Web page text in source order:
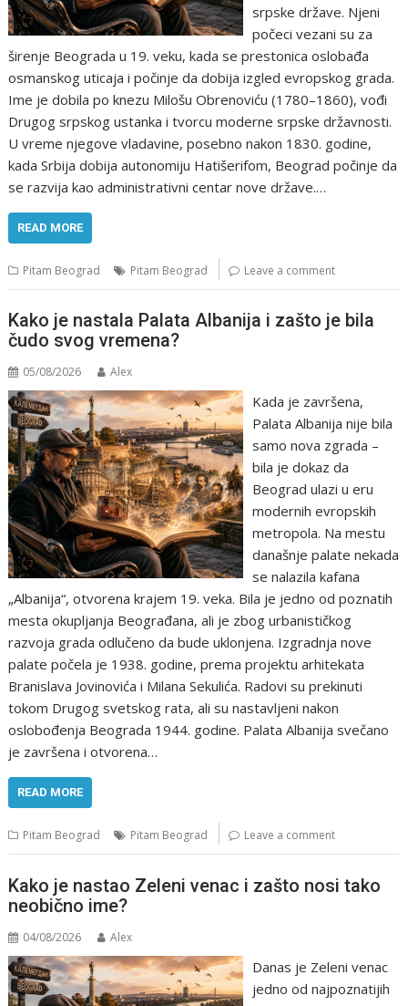
srpske države. Njeni
počeci vezani su za
širenje Beograda u 19. veku, kada se prestonica oslobađa
osmanskog uticaja i počinje da dobija izgled evropskog grada.
Ime je dobila po knezu Milošu Obrenoviću (1780–1860), vođi
Drugog srpskog ustanka i tvorcu moderne srpske državnosti.
U vreme njegove vladavine, posebno nakon 1830. godine,
kada Srbija dobija autonomiju Hatišerifom, Beograd počinje da
se razvija kao administrativni centar nove države.…
READ MORE
Pitam Beograd Pitam Beograd Leave a comment
Kako je nastala Palata Albanija i zašto je bila
čudo svog vremena?
05/08/2026 Alex
Kada je završena,
Palata Albanija nije bila
samo nova zgrada –
bila je dokaz da
Beograd ulazi u eru
modernih evropskih
metropola. Na mestu
današnje palate nekada
se nalazila kafana
„Albanija“, otvorena krajem 19. veka. Bila je jedno od poznatih
mesta okupljanja Beograđana, ali je zbog urbanističkog
razvoja grada odlučeno da bude uklonjena. Izgradnja nove
palate počela je 1938. godine, prema projektu arhitekata
Branislava Jovinovića i Milana Sekulića. Radovi su prekinuti
tokom Drugog svetskog rata, ali su nastavljeni nakon
oslobođenja Beograda 1944. godine. Palata Albanija svečano
je završena i otvorena…
READ MORE
Pitam Beograd Pitam Beograd Leave a comment
Kako je nastao Zeleni venac i zašto nosi tako
neobično ime?
04/08/2026 Alex
Danas je Zeleni venac
jedno od najpoznatijih